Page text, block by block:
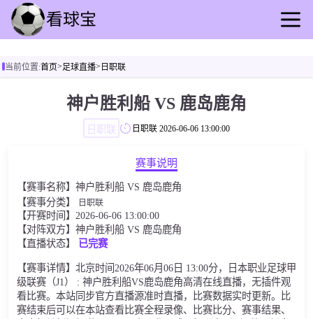
足球直播
其他转播
当前位置:首页>足球直播> 日职联
神户胜利船 VS 鹿岛鹿角
日职联 日职联 2026-06-06 13:00:00
赛事说明
【赛事名称】神户胜利船 VS 鹿岛鹿角
【赛事分类】
日职联
【开赛时间】2026-06-06 13:00:00
【对阵双方】神户胜利船 VS 鹿岛鹿角
【直播状态】
已完赛
【赛事详情】北京时间2026年06月06日 13:00分，日本职业足球甲
级联赛（J1） : 神户胜利船VS鹿岛鹿角高清在线直播，无插件观
看比赛。本站同步官方直播源准时直播，比赛数据实时更新。比
赛结束后可以在本站查看比赛全程录像、比赛比分、赛事结果、